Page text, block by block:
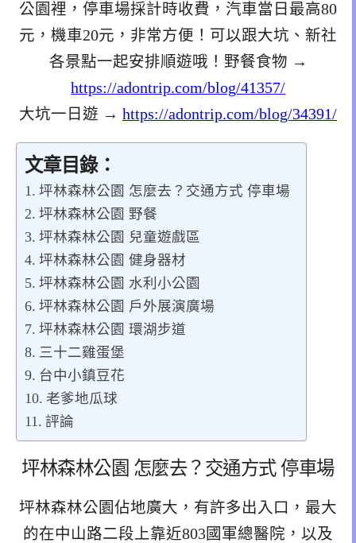
公園裡，停車場採計時收費，汽車當日最高80
元，機車20元，非常方便！可以跟大坑、新社
各景點一起安排順遊哦！野餐食物 →
https://adontrip.com/blog/41357/
大坑一日遊 → https://adontrip.com/blog/34391/
文章目錄：
坪林森林公園 怎麼去？交通方式 停車場
坪林森林公園 野餐
坪林森林公園 兒童遊戲區
坪林森林公園 健身器材
坪林森林公園 水利小公園
坪林森林公園 戶外展演廣場
坪林森林公園 環湖步道
三十二雞蛋堡
台中小鎮豆花
老爹地瓜球
評論
坪林森林公園 怎麼去？交通方式 停車場
坪林森林公園佔地廣大，有許多出入口，最大
的在中山路二段上靠近803國軍總醫院，以及